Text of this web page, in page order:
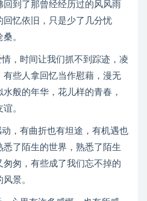
到了那曾经经历过的风风雨
回忆依旧，只是少了几分忧
。
，时间让我们抓不到踪迹，凌
些人拿回忆当作慰藉，漫无
般的年华，花儿样的青春，
。
，有曲折也有坦途，有机遇也
了陌生的世界，熟悉了陌生
匆，有些成了我们忘不掉的
景。